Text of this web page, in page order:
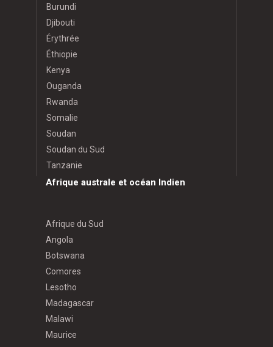
Burundi
Djibouti
Érythrée
Éthiopie
Kenya
Ouganda
Rwanda
Somalie
Soudan
Soudan du Sud
Tanzanie
Afrique australe et océan Indien
Afrique du Sud
Angola
Botswana
Comores
Lesotho
Madagascar
Malawi
Maurice